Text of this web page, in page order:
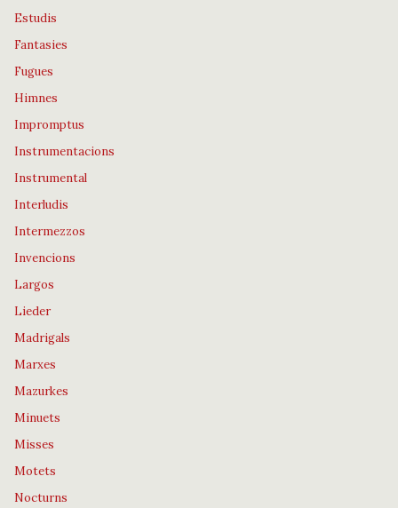
Estudis
Fantasies
Fugues
Himnes
Impromptus
Instrumentacions
Instrumental
Interludis
Intermezzos
Invencions
Largos
Lieder
Madrigals
Marxes
Mazurkes
Minuets
Misses
Motets
Nocturns